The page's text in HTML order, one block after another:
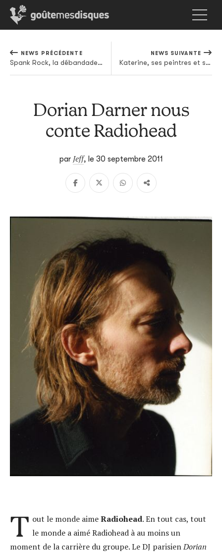
NEWS PRÉCÉDENTE
Spank Rock, la débandade en écoute
NEWS SUIVANTE
Katerine, ses peintres et ses reprises
Dorian Darner nous
conte Radiohead
par Jeff, le 30 septembre 2011
T out le monde aimeRadiohead. En tout cas, tout
le monde a aimé Radiohead à au moins un
moment de la carrière du groupe. Le DJ parisienDorian